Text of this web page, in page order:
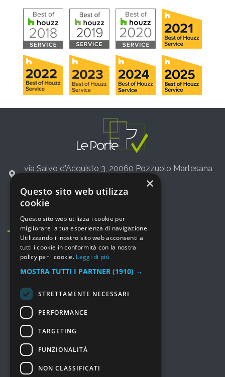
via Salvo d'Acquisto 3, 20060 Pozzuolo Martesana
+39 02 36542775
MENU
×
Questo sito web utilizza
cookie
Questo sito web utilizza i cookie per
migliorare la tua esperienza di navigazione.
Utilizzando il nostro sito web acconsenti a
tutti i cookie in conformità con la nostra
policy per i cookie. Leggi di più
MOSTRA TUTTI I PARTNER (1910) →
STRETTAMENTE NECESSARI
PERFORMANCE
TARGETING
FUNZIONALITÀ
NON CLASSIFICATI